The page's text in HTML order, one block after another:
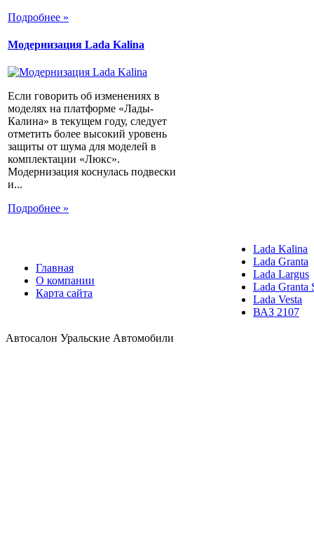
Подробнее »
Модернизация Lada Kalina
Если говорить об изменениях в
моделях на платформе «Лады-
Калина» в текущем году, следует
отметить более высокий уровень
защиты от шума для моделей в
комплектации «Люкс».
Модернизация коснулась подвески
и...
Подробнее »
Главная
О компании
Карта сайта
Lada Kalina
Lada Granta
Lada Largus
Lada Granta
Lada Vesta
ВАЗ 2107
Автосалон Уральские Автомобили